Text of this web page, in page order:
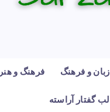
فرهنگ و هنر زبان و فرهنگ
گفتار آراسته